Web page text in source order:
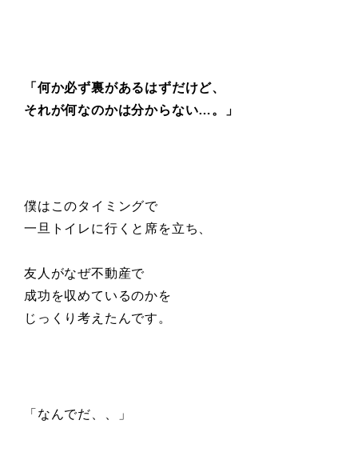
「何か必ず裏があるはずだけど、
それが何なのかは分からない…。」
僕はこのタイミングで
一旦トイレに行くと席を立ち、
友人がなぜ不動産で
成功を収めているのかを
じっくり考えたんです。
「なんでだ、、」